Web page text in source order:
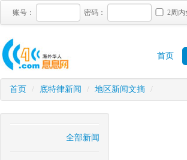
账号： 密码： 2周内
首页
首页 / 底特律新闻 / 地区新闻文摘 /
全部新闻